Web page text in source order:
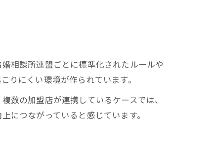
相談所連盟ごとに標準化されたルールや
りにくい環境が作られています。
数の加盟店が連携しているケースでは、
につながっていると感じています。